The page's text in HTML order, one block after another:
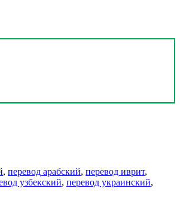
, перевод арабский, перевод иврит,
узбекский, перевод украинский,